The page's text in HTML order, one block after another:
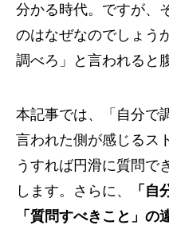
分かる時代。ですが、
のはなぜなのでしょう
調べろ」と言われると
本記事では、「自分で
言われた側が感じるス
うすれば円滑に質問で
します。さらに、
「自
「質問すべきこと」の